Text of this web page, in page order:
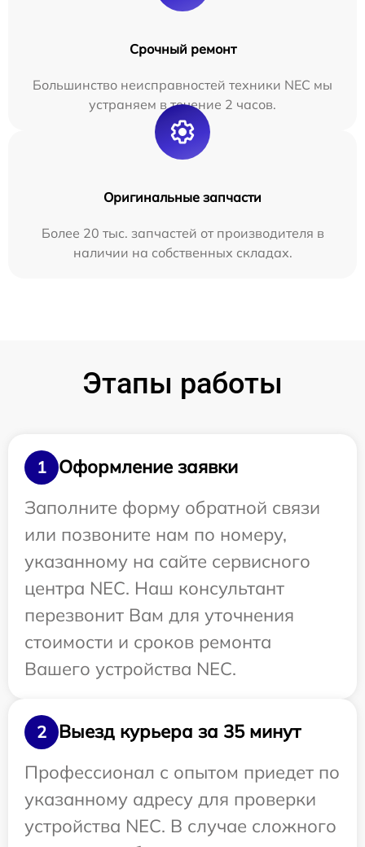
Срочный ремонт
Большинство неисправностей техники NEC мы
устраняем в течение 2 часов.
Оригинальные запчасти
Более 20 тыс. запчастей от производителя в
наличии на собственных складах.
Этапы работы
1
Оформление заявки
Заполните форму обратной связи
или позвоните нам по номеру,
указанному на сайте сервисного
центра NEC. Наш консультант
перезвонит Вам для уточнения
стоимости и сроков ремонта
Вашего устройства NEC.
2
Выезд курьера за 35 минут
Профессионал с опытом приедет по
указанному адресу для проверки
устройства NEC. В случае сложного